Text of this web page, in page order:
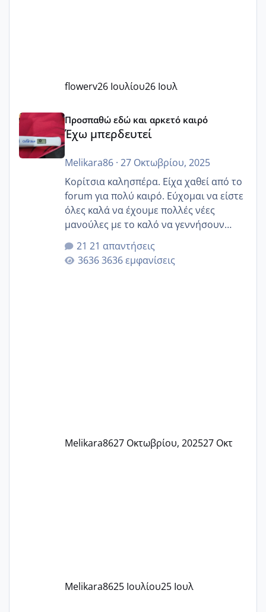
flowerv26 Ιουλίου26 Ιουλ
Έχω μπερδευτεί
Προσπαθώ εδώ και αρκετό καιρό
Έχω μπερδευτεί
Melikara86· 27 Οκτωβρίου, 2025
Κορίτσια καλησπέρα. Είχα χαθεί από το
forum για πολύ καιρό. Εύχομαι να είστε
όλες καλά να έχουμε πολλές νέες
μανούλες με το καλό να γεννήσουν
αυτές που ήδη περιμένουν. Να πάρουν
γερα μωράκια στην αγκαλίτσα τους
🙏🏼🙏🏼 Ας πάμε λοιπόν στο θέμα μου.
21 απαντήσεις
3636 εμφανίσεις
Melikara8627 Οκτωβρίου, 202527 Οκτ
Melikara8625 Ιουλίου25 Ιουλ